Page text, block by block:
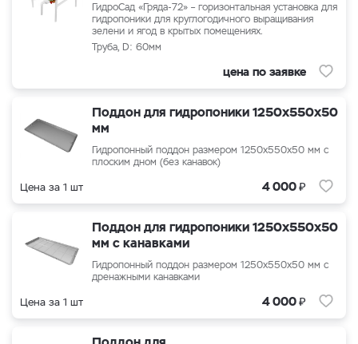
ГидроСад «Гряда-72» – горизонтальная установка для
гидропоники для круглогодичного выращивания
зелени и ягод в крытых помещениях.
Труба, D: 60мм
цена по заявке
Поддон для гидропоники 1250х550х50
мм
Гидропонный поддон размером 1250х550х50 мм с
плоским дном (без канавок)
Цена за 1 шт 4 000₽
Поддон для гидропоники 1250х550х50
мм с канавками
Гидропонный поддон размером 1250х550х50 мм с
дренажными канавками
Цена за 1 шт 4 000₽